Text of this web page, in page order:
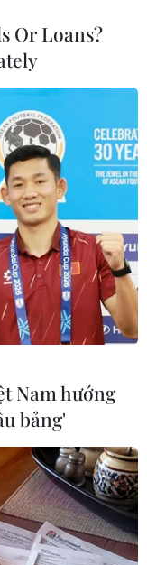
các doanh
với Tehran.
biện pháp
ngày 5/11 tới./.
Vietnam+)
Iran
#Tehran
#Tin tức hot
Or Loans?
Nam hướng
bảng'